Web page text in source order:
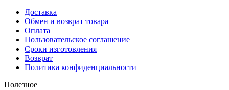
Доставка
Обмен и возврат товара
Оплата
Пользовательское соглашение
Сроки изготовления
Возврат
Политика конфиденциальности
Полезное